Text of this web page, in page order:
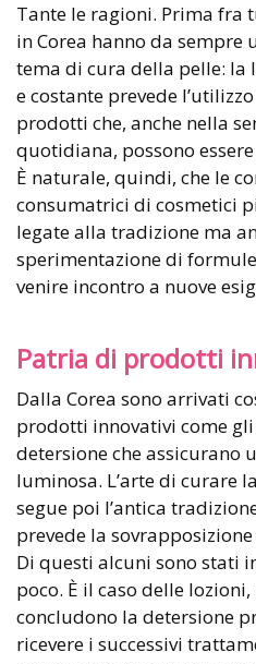
Tante le ragioni. Prima fra
in Corea hanno da
tema di cura della pelle:
e costante prevede
prodotti che, anche nella
quotidiana, possono
È naturale, quindi, che le
consumatrici di cosmetici
legate alla tradizione ma
sperimentazione di
venire incontro a nuove
Patria di prodotti
Dalla Corea sono arrivati
prodotti innovativi come
detersione che assicurano
luminosa. L’arte di curare
segue poi l’antica
prevede la
Di questi alcuni sono stati
poco. È il caso delle
concludono la detersione
ricevere i successivi